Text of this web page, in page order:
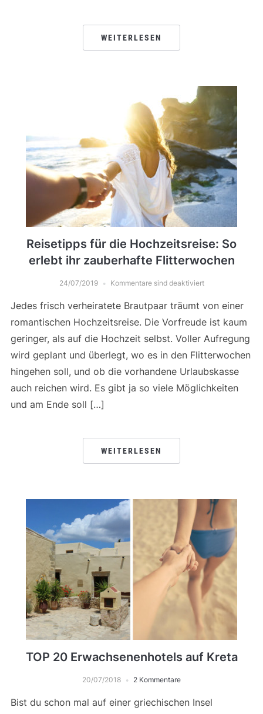
WEITERLESEN
Reisetipps für die Hochzeitsreise: So
erlebt ihr zauberhafte Flitterwochen
24/07/2019 Kommentare sind deaktiviert
Jedes frisch verheiratete Brautpaar träumt von einer
romantischen Hochzeitsreise. Die Vorfreude ist kaum
geringer, als auf die Hochzeit selbst. Voller Aufregung
wird geplant und überlegt, wo es in den Flitterwochen
hingehen soll, und ob die vorhandene Urlaubskasse
auch reichen wird. Es gibt ja so viele Möglichkeiten
und am Ende soll […]
WEITERLESEN
TOP 20 Erwachsenenhotels auf Kreta
20/07/2018 2 Kommentare
Bist du schon mal auf einer griechischen Insel